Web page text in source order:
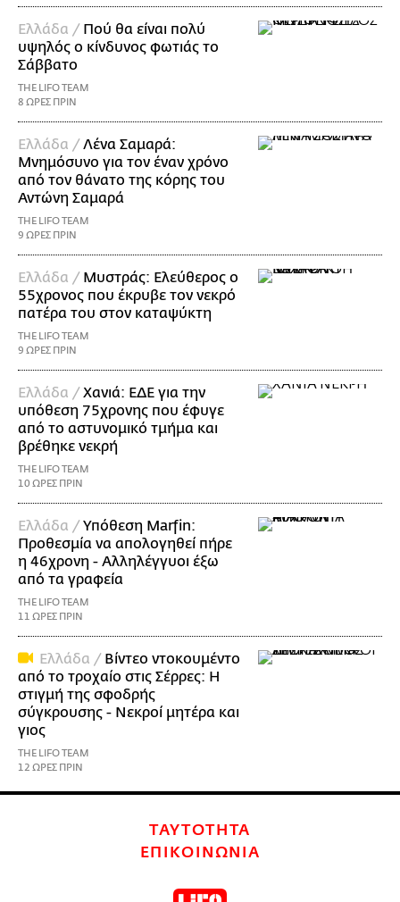
Ελλάδα / Πού θα είναι πολύ
υψηλός ο κίνδυνος φωτιάς το
Σάββατο
THE LIFO TEAM
8 ΩΡΕΣ ΠΡΙΝ
Ελλάδα /Λένα Σαμαρά:
Μνημόσυνο για τον έναν χρόνο
από τον θάνατο της κόρης του
Αντώνη Σαμαρά
THE LIFO TEAM
9 ΩΡΕΣ ΠΡΙΝ
Ελλάδα / Μυστράς: Ελεύθερος ο
55χρονος που έκρυβε τον νεκρό
πατέρα του στον καταψύκτη
THE LIFO TEAM
9 ΩΡΕΣ ΠΡΙΝ
Ελλάδα /Χανιά: ΕΔΕ για την
υπόθεση 75χρονης που έφυγε
από το αστυνομικό τμήμα και
βρέθηκε νεκρή
THE LIFO TEAM
10 ΩΡΕΣ ΠΡΙΝ
Ελλάδα /Υπόθεση Marfin:
Προθεσμία να απολογηθεί πήρε
η 46χρονη - Αλληλέγγυοι έξω
από τα γραφεία
THE LIFO TEAM
11 ΩΡΕΣ ΠΡΙΝ
Ελλάδα / Βίντεο ντοκουμέντο
από το τροχαίο στις Σέρρες: Η
στιγμή της σφοδρής
σύγκρουσης - Νεκροί μητέρα και
γιος
THE LIFO TEAM
12 ΩΡΕΣ ΠΡΙΝ
ΤΑΥΤΟΤΗΤΑ
ΕΠΙΚΟΙΝΩΝΙΑ